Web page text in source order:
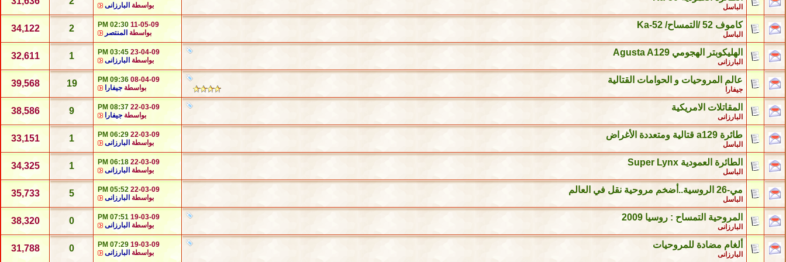
الباسل
بواسطة البارزانى
كاموف 52 /التمساح/ Ka-52
الباسل
11-05-09
02:30 PM
بواسطة المنتصر 2
34,122
الهليكوبتر الهجومي Agusta A129
البارزانى
23-04-09
03:45 PM
بواسطة البارزانى 1
32,611
عالم المروحيات و الحوامات القتالية
جيفارا
08-04-09
09:36 PM
بواسطة جيفارا 19
39,568
المقاتلات الامريكية
البارزانى
22-03-09
08:37 PM
بواسطة جيفارا 9
38,586
طائرة a129 قتالية ومتعددة الأغراض
الباسل
22-03-09
06:29 PM
بواسطة البارزانى 1
33,151
الطائرة العمودية Super Lynx
الباسل
22-03-09
06:18 PM
بواسطة البارزانى 1
34,325
مي-26 الروسية..أضخم مروحية نقل في العالم
الباسل
22-03-09
05:52 PM
بواسطة البارزانى 5
35,733
المروحية التمساح : روسيا 2009
البارزانى
19-03-09
07:51 PM
بواسطة البارزانى 0
38,320
ألغام مضادة للمروحيات
البارزانى
19-03-09
07:29 PM
بواسطة البارزانى 0
31,788